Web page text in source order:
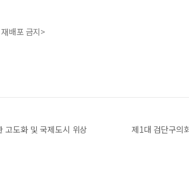
배포 금지>
고도화 및 국제도시 위상
제1대 검단구의